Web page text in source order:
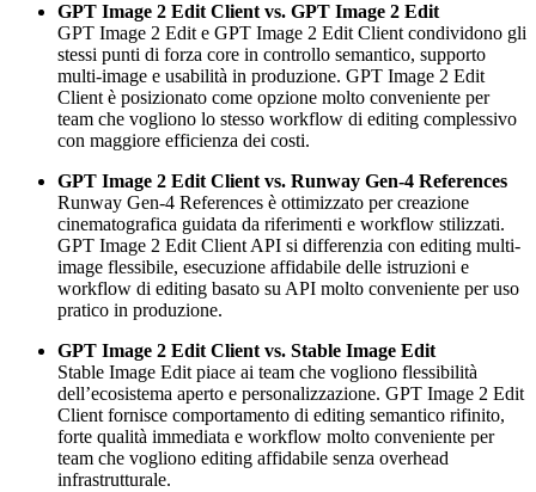
GPT Image 2 Edit Client vs. GPT Image 2 Edit
GPT Image 2 Edit e GPT Image 2 Edit Client condividono gli
stessi punti di forza core in controllo semantico, supporto
multi-image e usabilità in produzione. GPT Image 2 Edit
Client è posizionato come opzione molto conveniente per
team che vogliono lo stesso workflow di editing complessivo
con maggiore efficienza dei costi.
GPT Image 2 Edit Client vs. Runway Gen-4 References
Runway Gen-4 References è ottimizzato per creazione
cinematografica guidata da riferimenti e workflow stilizzati.
GPT Image 2 Edit Client API si differenzia con editing multi-
image flessibile, esecuzione affidabile delle istruzioni e
workflow di editing basato su API molto conveniente per uso
pratico in produzione.
GPT Image 2 Edit Client vs. Stable Image Edit
Stable Image Edit piace ai team che vogliono flessibilità
dell’ecosistema aperto e personalizzazione. GPT Image 2 Edit
Client fornisce comportamento di editing semantico rifinito,
forte qualità immediata e workflow molto conveniente per
team che vogliono editing affidabile senza overhead
infrastrutturale.